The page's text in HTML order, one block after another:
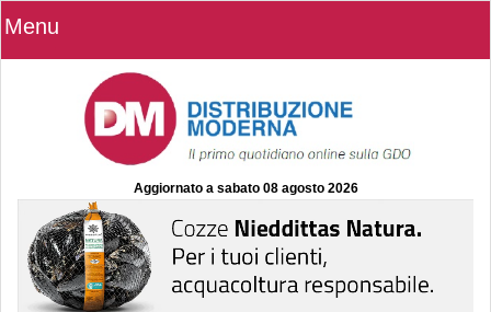
Menu
Aggiornato a sabato 08 agosto 2026